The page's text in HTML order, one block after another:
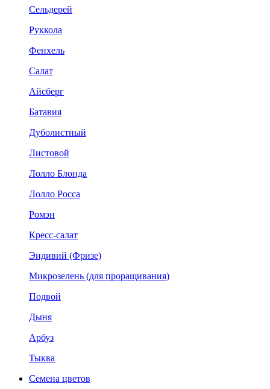
Сельдерей
Руккола
Фенхель
Салат
Айсберг
Батавия
Дуболистный
Листовой
Лолло Блонда
Лолло Росса
Ромэн
Кресс-салат
Эндивий (Фризе)
Микрозелень (для проращивания)
Подвой
Дыня
Арбуз
Тыква
Семена цветов